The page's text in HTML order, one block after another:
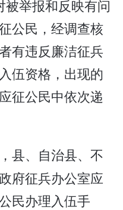
举报和反映有问
公民，经调查核
有违反廉洁征兵
伍资格，出现的
征公民中依次递
县、自治县、不
府征兵办公室应
民办理入伍手